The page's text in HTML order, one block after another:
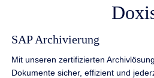
SAP Archivierung
Mit unseren zertifizierten
Dokumente sicher, effizient und